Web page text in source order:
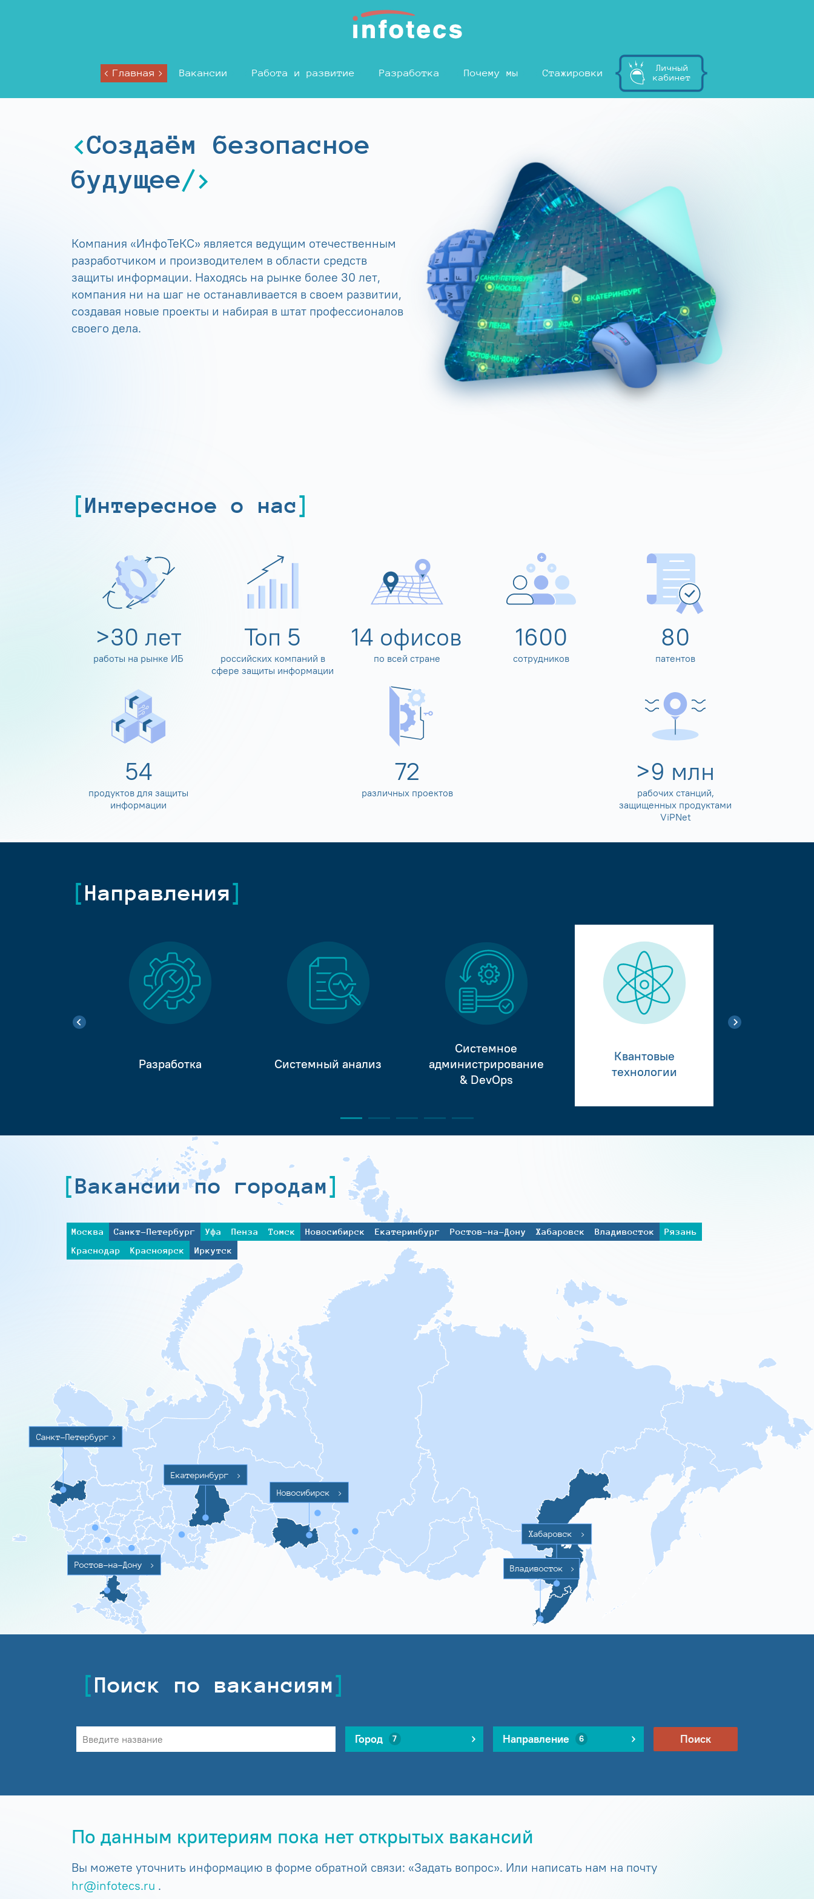
Главная Вакансии Работа и развитие Разработка Почему мы Стажировки
Личный
кабинет
Создаём безопасное
будущее
Компания «ИнфоТеКС» является ведущим отечественным
разработчиком и производителем в области средств
защиты информации. Находясь на рынке более 30 лет,
компания ни на шаг не останавливается в своем развитии,
создавая новые проекты и набирая в штат профессионалов
своего дела.
Интересное о нас
>30 лет
работы на рынке ИБ
Топ 5
российских компаний в
сфере защиты информации
14 офисов
по всей стране
1600
сотрудников
80
патентов
60
продуктов для защиты
информации
80
различных проектов
>10 млн
рабочих станций,
защищенных продуктами
ViPNet
Направления
Разработка Системный анализ
Системное
администрирование
& DevOps
Квантовые
технологии
Вакансии по городам
Москва Санкт-Петербург Уфа Пенза Томск Новосибирск Екатеринбург Ростов-на-Дону Хабаровск Владивосток
Рязань
Краснодар
Красноярск Иркутск
Санкт-Петербург >
Ростов-на-Дону >
Екатеринбург
>
Новосибирск
>
Хабаровск >
Владивосток >
Поиск по вакансиям
Город 7 Направление 6 Поиск
По данным критериям пока нет открытых вакансий
Вы можете уточнить информацию в форме обратной связи: «Задать вопрос». Или написать нам на почту
hr@infotecs.ru .